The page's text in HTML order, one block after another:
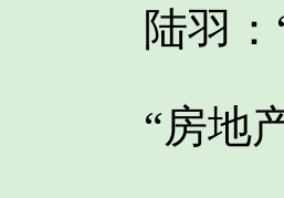
陆羽：“
“房地产